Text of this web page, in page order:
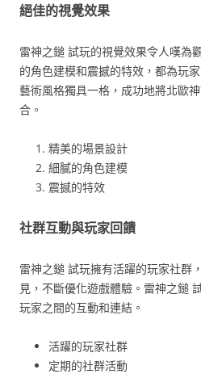
絕佳的視覺效果
雷神之鎚 試玩的視覺效果令人嘆為
的角色建模和震撼的特效，都為玩
藝術風格獨具一格，成功地將北歐
合。
精美的場景設計
細膩的角色建模
震撼的特效
社群互動與玩家回饋
雷神之鎚 試玩擁有活躍的玩家社群
見，不斷優化遊戲體驗。雷神之鎚
玩家之間的互動和連結。
活躍的玩家社群
定期的社群活動